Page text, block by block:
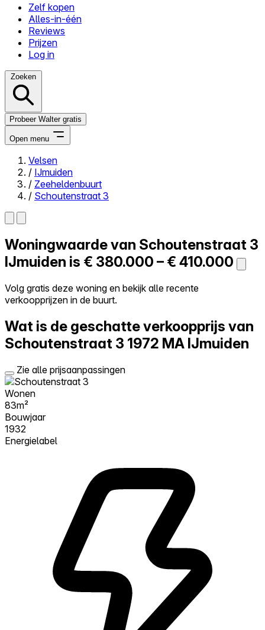
Zelf kopen
Alles-in-één
Reviews
Prijzen
Log in
Zoeken
Probeer Walter gratis
Open menu
Close menu
Zelf kopen
Alles-in-één
Reviews
Log in
Velsen
/ IJmuiden
/ Zeeheldenbuurt
/ Schoutenstraat 3
Woningwaarde van Schoutenstraat 3
IJmuiden is € 380.000 – € 410.000
Volg gratis deze woning en bekijk alle recente
verkoopprijzen in de buurt.
Wat is de geschatte verkoopprijs van
Schoutenstraat 3 1972 MA IJmuiden
Zie alle prijsaanpassingen
Wonen
83m²
Bouwjaar
1932
Energielabel